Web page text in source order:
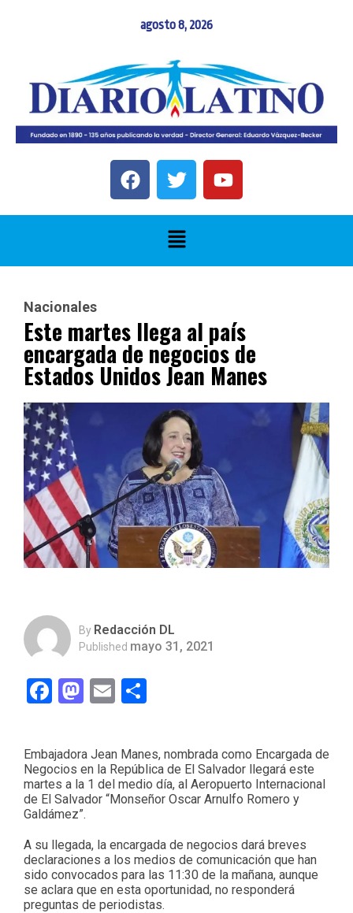
agosto 8, 2026
Nacionales
Este martes llega al país
encargada de negocios de
Estados Unidos Jean Manes
By Redacción DL
Published mayo 31, 2021
Facebook
Mastodon
Email
Embajadora Jean Manes, nombrada como Encargada de
Negocios en la República de El Salvador llegará este
martes a la 1 del medio día, al Aeropuerto Internacional
de El Salvador “Monseñor Oscar Arnulfo Romero y
Galdámez”.
A su llegada, la encargada de negocios dará breves
declaraciones a los medios de comunicación que han
sido convocados para las 11:30 de la mañana, aunque
se aclara que en esta oportunidad, no responderá
preguntas de periodistas.